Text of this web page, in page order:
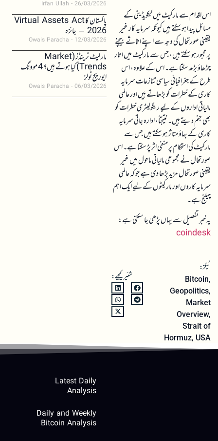
اس اقدام سے مارکیٹ میں لیکویڈیٹی کے
مسائل پیدا ہو سکتے ہیں کیونکہ سرمایہ کار غیر
یقینی صورتحال کی وجہ سے اپنے اثاثے بیچنے
پر مجبور ہو سکتے ہیں، جس سے مارکیٹ میں اتار
چڑھاؤ بڑھ سکتا ہے۔ اس کے علاوہ، اس
طرح کے جغرافیائی سیاسی تنازعات سرمایہ
کاری کے خطرات کو بڑھاتے ہیں اور عالمی
مالیاتی اداروں کے لیے ریگولیٹری خطرات کو
بھی جنم دیتے ہیں۔ نتیجتاً، ادارہ جاتی سرمایہ
کاری کے بہاؤ متاثر ہو سکتے ہیں جس سے
مارکیٹ کی استحکام پر منفی اثر پڑ سکتا ہے۔ اس
صورتحال نے مجموعی مالیاتی ماحول میں غیر
یقینی صورتحال مزید بڑھا دی ہے جو کہ عالمی
سرمایہ کاروں اور مارکیٹوں کے لیے ایک اہم
چیلنج ہے۔
یہ خبر تفصیل سے یہاں پڑھی جا سکتی ہے:
coindesk
ٹیگز:
Bitcoin,
Geopolitics,
Market
Overview,
Strait of
Hormuz, USA
شئیر کیجیے:
Irfan Ullah 26/03/2026
پاکستان کا Virtual Assets Act
2026 – جائزہ
Owais Paracha 12/03/2026
مارکیٹ ٹرینڈز (Market
Trends) کیا ہوتے ہیں؟ 4 موونگ
ایوریج ٹولز
Owais Paracha 06/03/2026
Latest Daily
Analysis
Daily and Weekly
Bitcoin Analysis